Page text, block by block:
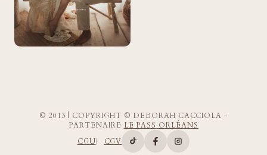
© 2013 | COPYRIGHT © DEBORAH CACCIOLA -
PARTENAIRE LE PASS ORLÉANS
CGU
CGV Compte TikTok de Deborah
Page Facebook de
Compte Instagram